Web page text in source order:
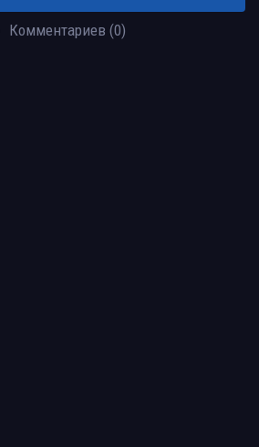
Комментариев (0)